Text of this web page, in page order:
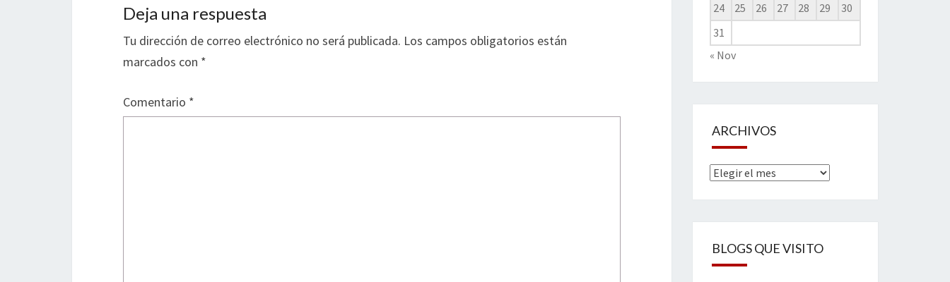
Deja una respuesta
Tu dirección de correo electrónico no será publicada. Los campos obligatorios están
marcados con *
Comentario *
24
25 26 27 28 29
30
31
« Nov
ARCHIVOS
Archivos
BLOGS QUE VISITO